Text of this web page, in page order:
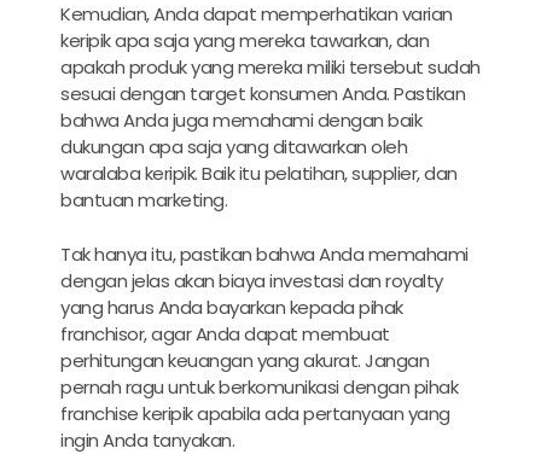
Kemudian, Anda dapat memperhatikan varian
keripik apa saja yang mereka tawarkan, dan
apakah produk yang mereka miliki tersebut sudah
sesuai dengan target konsumen Anda. Pastikan
bahwa Anda juga memahami dengan baik
dukungan apa saja yang ditawarkan oleh
waralaba keripik. Baik itu pelatihan, supplier, dan
bantuan marketing.
Tak hanya itu, pastikan bahwa Anda memahami
dengan jelas akan biaya investasi dan royalty
yang harus Anda bayarkan kepada pihak
franchisor, agar Anda dapat membuat
perhitungan keuangan yang akurat. Jangan
pernah ragu untuk berkomunikasi dengan pihak
franchise keripik apabila ada pertanyaan yang
ingin Anda tanyakan.